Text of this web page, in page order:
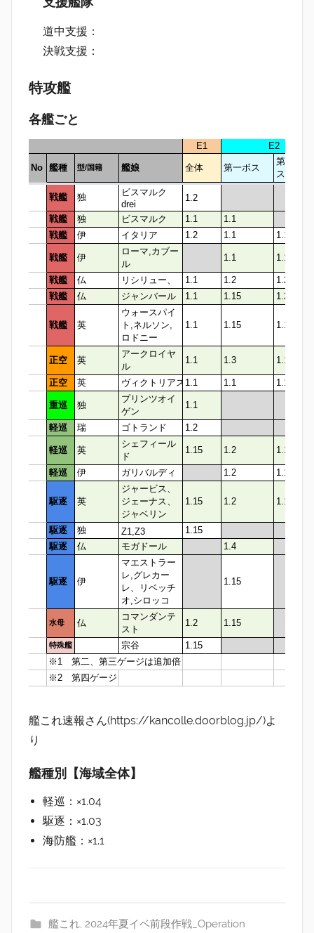
道中支援：
決戦支援：
特攻艦
各艦ごと
艦これ速報さん(https://kancolle.doorblog.jp/)よ
り
艦種別【海域全体】
軽巡：×1.04
駆逐：×1.03
海防艦：×1.1
艦これ, 2024年夏イベ前段作戦_Operation